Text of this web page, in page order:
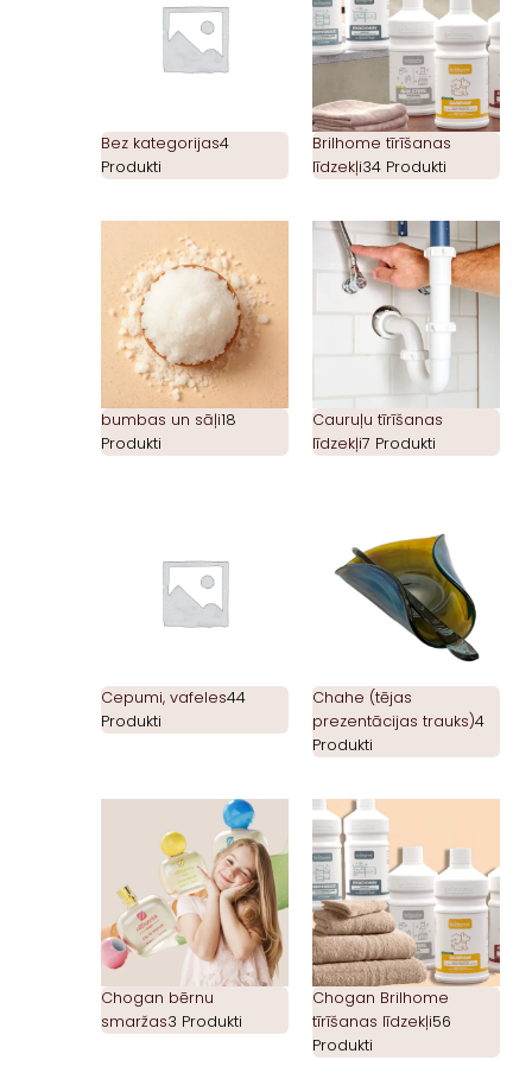
Bez kategorijas4
Produkti
Brilhome tīrīšanas
līdzekļi34 Produkti
bumbas un sāļi18
Produkti
Cauruļu tīrīšanas
līdzekļi7 Produkti
Cepumi, vafeles44
Produkti
Chahe (tējas
prezentācijas trauks)4
Produkti
Chogan bērnu
smaržas3 Produkti
Chogan Brilhome
tīrīšanas līdzekļi56
Produkti